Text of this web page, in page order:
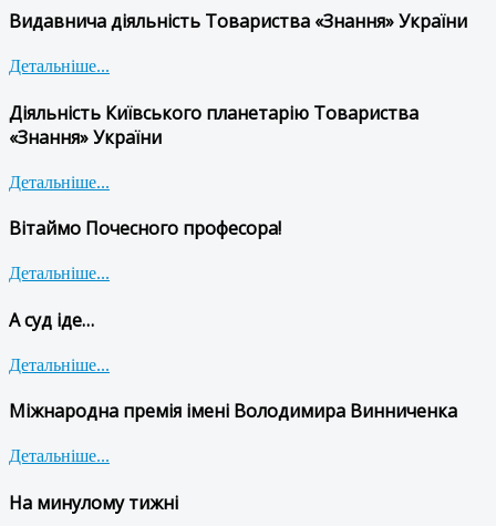
Видавнича діяльність Товариства «Знання» України
Детальніше...
Діяльність Київського планетарію Товариства
«Знання» України
Детальніше...
Вітаймо Почесного професора!
Детальніше...
А суд іде…
Детальніше...
Міжнародна премія імені Володимира Винниченка
Детальніше...
На минулому тижні